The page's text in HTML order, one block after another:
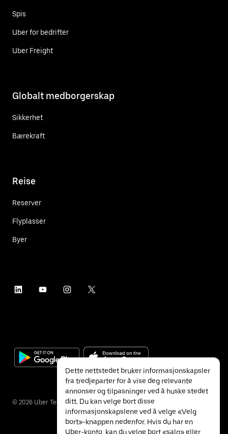
Spis
Uber for bedrifter
Uber Freight
Globalt medborgerskap
Sikkerhet
Bærekraft
Reise
Reserver
Flyplasser
Byer
© 2026 Uber Technologies Inc.
Dette nettstedet bruker informasjonskapsler
fra tredjeparter for å vise deg relevante
annonser og tilpasninger ved å huske stedet
ditt. Du kan velge bort disse
informasjonskapslene ved å velge «Velg
bort»-knappen nedenfor. Hvis du har en
Uber-konto, kan du velge bort «salg» eller